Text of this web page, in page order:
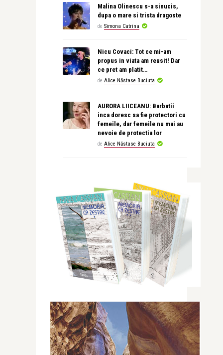
Malina Olinescu s-a sinucis,
dupa o mare si trista dragoste
de Simona Catrina
Nicu Covaci: Tot ce mi-am
propus in viata am reusit! Dar
ce pret am platit…
de Alice Năstase Buciuta
AURORA LIICEANU: Barbatii
inca doresc sa fie protectori cu
femeile, dar femeile nu mai au
nevoie de protectia lor
de Alice Năstase Buciuta